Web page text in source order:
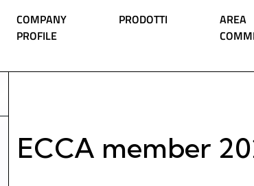
COMPANY
PROFILE
PRODOTTI
AREA
ECCA member